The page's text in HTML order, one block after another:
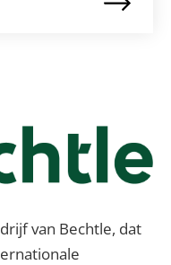
van Bechtle, dat